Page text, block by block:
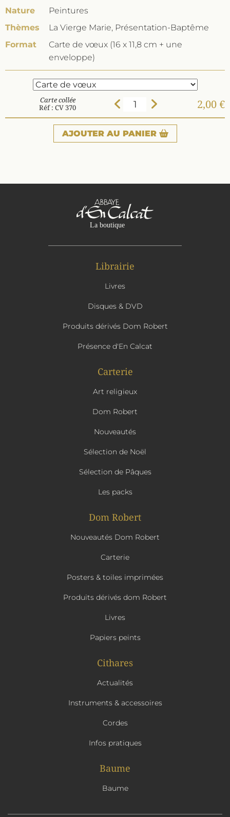
Nature
Peintures
Thèmes
La Vierge Marie, Présentation-Baptême
Format
Carte de vœux (16 x 11,8 cm + une
enveloppe)
Carte collée
Réf : CV 370
2,00 €
AJOUTER AU PANIER
Librairie
Livres
Disques & DVD
Produits dérivés Dom Robert
Présence d'En Calcat
Carterie
Art religieux
Dom Robert
Nouveautés
Sélection de Noël
Sélection de Pâques
Les packs
Dom Robert
Nouveautés Dom Robert
Carterie
Posters & toiles imprimées
Produits dérivés dom Robert
Livres
Papiers peints
Cithares
Actualités
Instruments & accessoires
Cordes
Infos pratiques
Baume
Baume